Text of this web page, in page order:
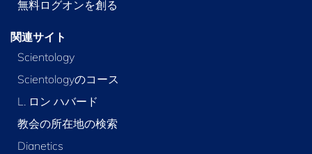
無料ログオンを創る
関連サイト
Scientology
Scientologyのコース
L. ロン ハバード
教会の所在地の検索
Dianetics